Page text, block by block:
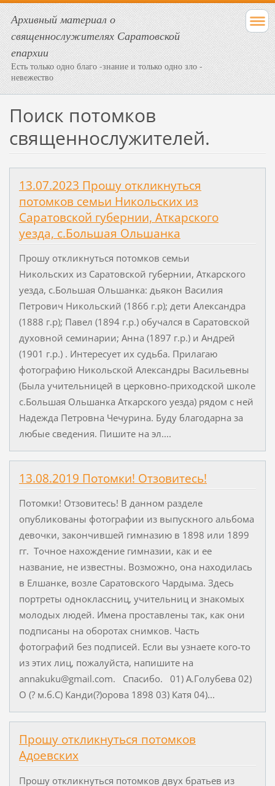
Архивный материал о
священнослужителях Саратовской
епархии
Есть только одно благо -знание и только одно зло -
невежество
Поиск потомков
священнослужителей.
13.07.2023 Прошу откликнуться
потомков семьи Никольских из
Саратовской губернии, Аткарского
уезда, с.Большая Ольшанка
Прошу откликнуться потомков семьи
Никольских из Саратовской губернии, Аткарского
уезда, с.Большая Ольшанка: дьякон Василия
Петрович Никольский (1866 г.р); дети Александра
(1888 г.р); Павел (1894 г.р.) обучался в Саратовской
духовной семинарии; Анна (1897 г.р.) и Андрей
(1901 г.р.) . Интересует их судьба. Прилагаю
фотографию Никольской Александры Васильевны
(Была учительницей в церковно-приходской школе
с.Большая Ольшанка Аткарского уезда) рядом с ней
Надежда Петровна Чечурина. Буду благодарна за
любые сведения. Пишите на эл....
13.08.2019 Потомки! Отзовитесь!
Потомки! Отзовитесь! В данном разделе
опубликованы фотографии из выпускного альбома
девочки, закончившей гимназию в 1898 или 1899
гг. Точное нахождение гимназии, как и ее
название, не известны. Возможно, она находилась
в Елшанке, возле Саратовского Чардыма. Здесь
портреты одноклассниц, учительниц и знакомых
молодых людей. Имена проставлены так, как они
подписаны на оборотах снимков. Часть
фотографий без подписей. Если вы узнаете кого-то
из этих лиц, пожалуйста, напишите на
annakuku@gmail.com. Спасибо. 01) А.Голубева 02)
О (? м.б.С) Канди(?)орова 1898 03) Катя 04)...
Прошу откликнуться потомков
Адоевских
Прошу откликнуться потомков двух братьев из